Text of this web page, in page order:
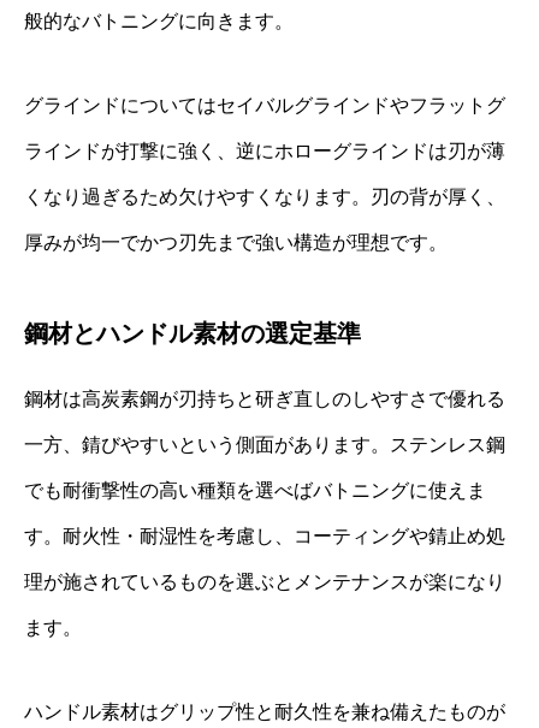
般的なバトニングに向きます。
グラインドについてはセイバルグラインドやフラットグ
ラインドが打撃に強く、逆にホローグラインドは刃が薄
くなり過ぎるため欠けやすくなります。刃の背が厚く、
厚みが均一でかつ刃先まで強い構造が理想です。
鋼材とハンドル素材の選定基準
鋼材は高炭素鋼が刃持ちと研ぎ直しのしやすさで優れる
一方、錆びやすいという側面があります。ステンレス鋼
でも耐衝撃性の高い種類を選べばバトニングに使えま
す。耐火性・耐湿性を考慮し、コーティングや錆止め処
理が施されているものを選ぶとメンテナンスが楽になり
ます。
ハンドル素材はグリップ性と耐久性を兼ね備えたものが